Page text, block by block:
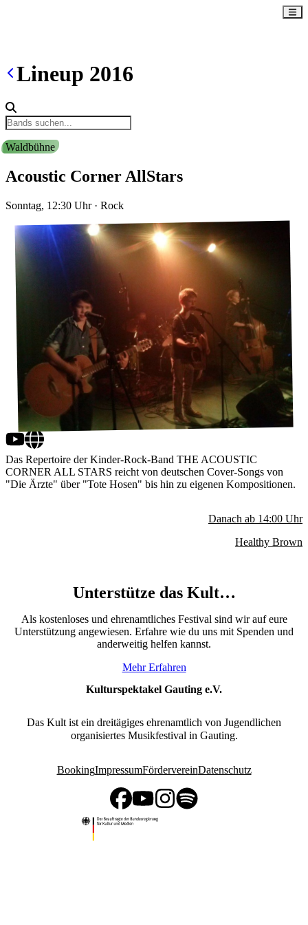
Lineup 2016
Waldbühne
Acoustic Corner AllStars
Sonntag, 12:30 Uhr· Rock
Das Repertoire der Kinder-Rock-Band THE ACOUSTIC
CORNER ALL STARS reicht von deutschen Cover-Songs von
"Die Ärzte" über "Tote Hosen" bis hin zu eigenen Kompositionen.
Danach ab 14:00 Uhr
Healthy Brown
Unterstütze das Kult…
Als kostenloses und ehrenamtliches Festival sind wir auf eure
Unterstützung angewiesen. Erfahre wie du uns mit Spenden und
anderweitig helfen kannst.
Mehr Erfahren
Kulturspektakel Gauting e.V.
Das Kult ist ein dreitägiges ehrenamtlich von Jugendlichen
organisiertes Musikfestival in Gauting.
BookingImpressumFördervereinDatenschutz